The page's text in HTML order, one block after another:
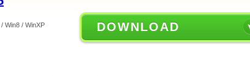
Win8 / WinXP
DOWNLOAD